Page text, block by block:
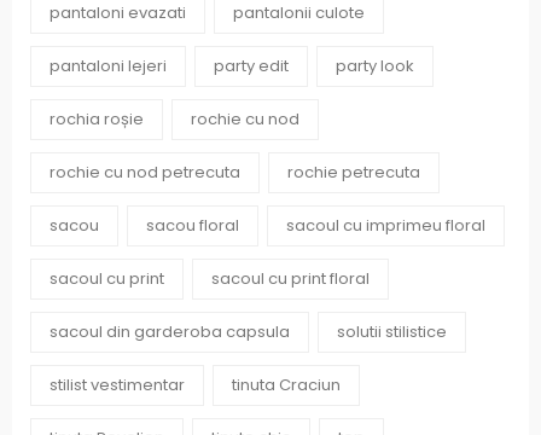
pantaloni evazati pantalonii culote
pantaloni lejeri party edit party look
rochia roșie rochie cu nod
rochie cu nod petrecuta rochie petrecuta
sacou sacou floral sacoul cu imprimeu floral
sacoul cu print sacoul cu print floral
sacoul din garderoba capsula solutii stilistice
stilist vestimentar tinuta Craciun